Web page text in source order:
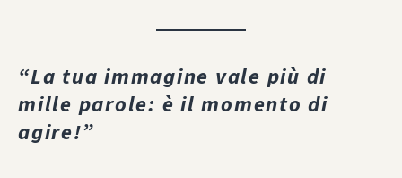
“La tua immagine vale più di
mille parole: è il momento di
agire!”